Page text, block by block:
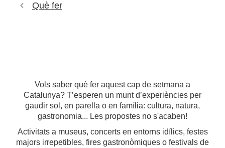
Què fer
Vols saber què fer aquest cap de setmana a
Catalunya? T’esperen un munt d’experiències per
gaudir sol, en parella o en família: cultura, natura,
gastronomia... Les propostes no s'acaben!
Activitats a museus, concerts en entorns idílics, festes
majors irrepetibles, fires gastronòmiques o festivals de